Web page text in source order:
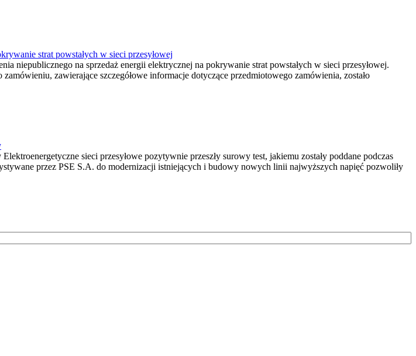
strat powstałych w sieci przesyłowej
niepublicznego na sprzedaż energii elektrycznej na pokrywanie strat powstałych w sieci przesyłowej.
zawierające szczegółowe informacje dotyczące przedmiotowego zamówienia, zostało
sieci przesyłowe pozytywnie przeszły surowy test, jakiemu zostały poddane podczas
przez PSE S.A. do modernizacji istniejących i budowy nowych linii najwyższych napięć pozwoliły